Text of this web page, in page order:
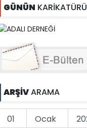
GÜNÜN KARİKATÜRÜ
ARŞİVARAMA